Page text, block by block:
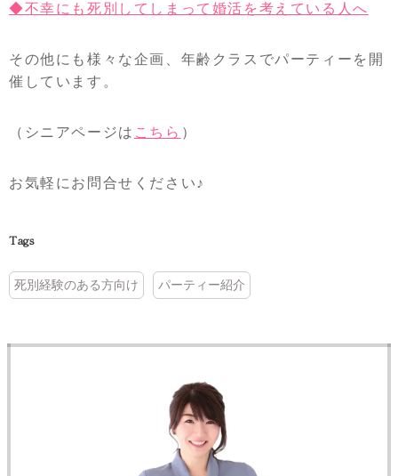
◆不幸にも死別してしまって婚活を考えている人へ
その他にも様々な企画、年齢クラスでパーティーを開
催しています。
（シニアページは こちら ）
お気軽にお問合せください♪
Tags
死別経験のある方向け パーティー紹介